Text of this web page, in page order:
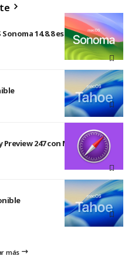
Sonoma 14.8.8 están
247 con MCP Server
más